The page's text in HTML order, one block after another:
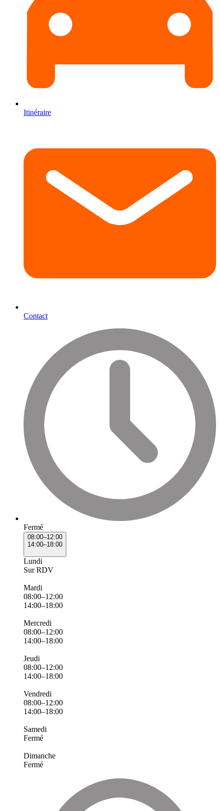
Itinéraire
Contact
Fermé
08:00–12:00
14:00–18:00
Lundi
Sur RDV
Mardi
08:00–12:00
14:00–18:00
Mercredi
08:00–12:00
14:00–18:00
Jeudi
08:00–12:00
14:00–18:00
Vendredi
08:00–12:00
14:00–18:00
Samedi
Fermé
Dimanche
Fermé